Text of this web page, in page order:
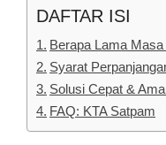
DAFTAR ISI
Berapa Lama
Syarat
Solusi Cepat &
FAQ: KTA Satpam